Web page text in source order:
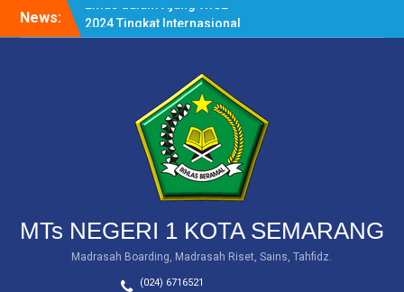
News:
PEMBERITAHUAN
(INFORMASI SERAGAM)
Semarang Raih Tiga
Medali dalam Salatiga
Open III Taekwondo
Championship 2024
MTs Negeri 1 Kota
Semarang Raih Medali
Emas dalam Ajang WICE
2024 Tingkat Internasional
MTs NEGERI 1 KOTA SEMARANG
Madrasah Boarding, Madrasah Riset, Sains, Tahfidz.
(024) 6716521